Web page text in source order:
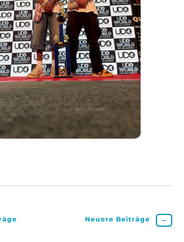
Neuere Beiträge →